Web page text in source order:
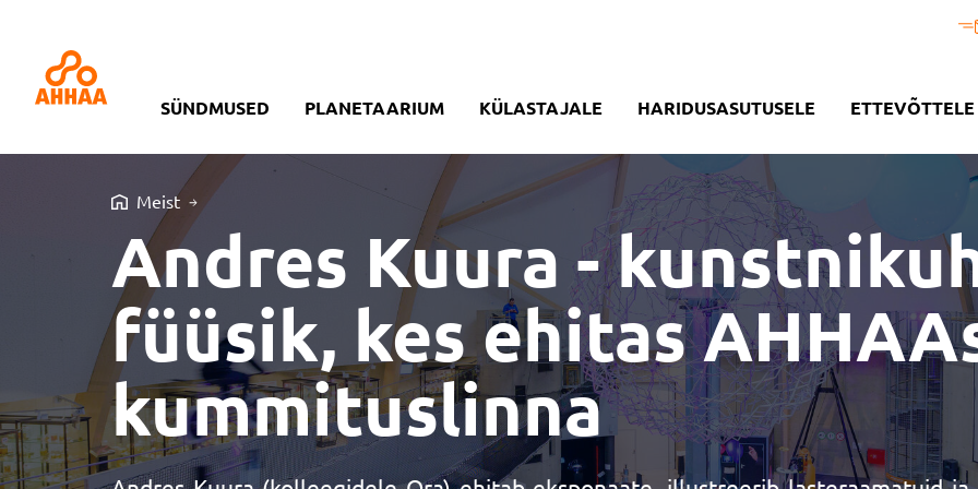
SÜNDMUSED PLANETAARIUM KÜLASTAJALE HARIDUSASUTUSELE ETTEVÕTTELE
Meist
Andres Kuura -
füüsik, kes ehitas
kummituslinna